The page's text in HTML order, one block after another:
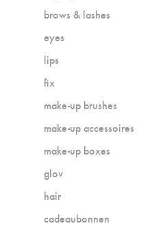
brows & lashes
eyes
lips
fix
make-up brushes
make-up accessoires
make-up boxes
glov
hair
cadeaubonnen